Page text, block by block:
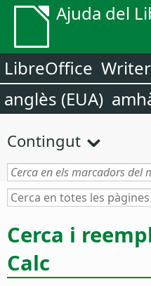
Ajuda del
LibreOffice Writer
anglès (EUA)
Contingut
Cerca i
Calc